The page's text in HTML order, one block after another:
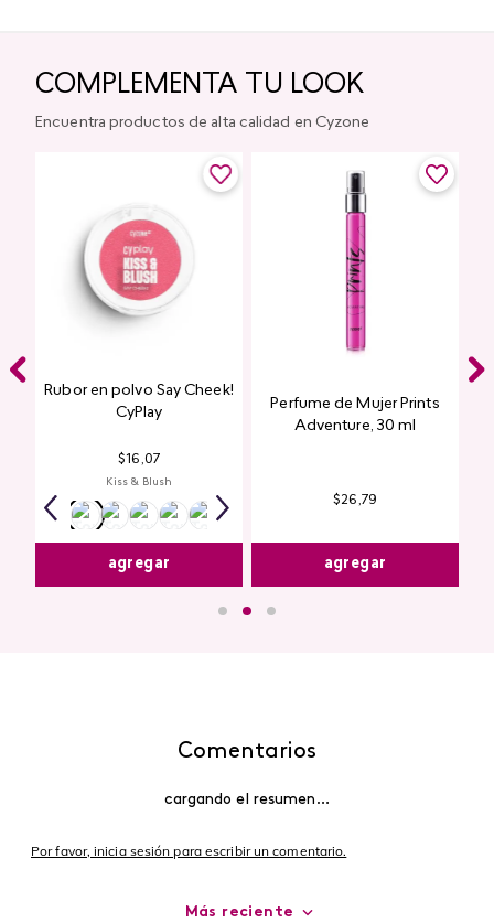
COMPLEMENTA TU LOOK
Encuentra productos de alta calidad en Cyzone
Rubor en polvo Say Cheek!
CyPlay
$16,07
Kiss & Blush
agregar
Perfume de Mujer Prints
Adventure, 30 ml
$26,79
agregar
Comentarios
cargando el resumen…
Por favor, inicia sesión para escribir un comentario.
Más reciente